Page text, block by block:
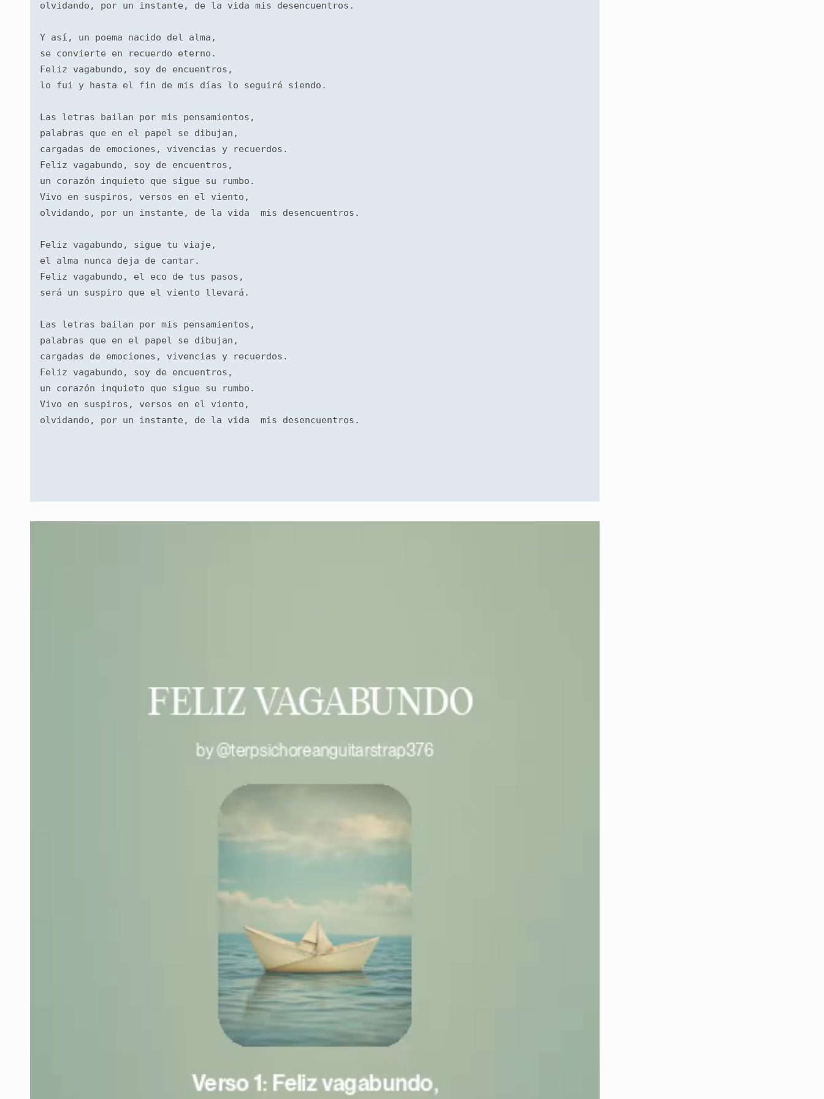
olvidando, por un instante, de la vida mis desencuentros.
Y así, un poema nacido del alma,
se convierte en recuerdo eterno.
Feliz vagabundo, soy de encuentros,
lo fui y hasta el fin de mis días lo seguiré siendo.
Las letras bailan por mis pensamientos,
palabras que en el papel se dibujan,
cargadas de emociones, vivencias y recuerdos.
Feliz vagabundo, soy de encuentros,
un corazón inquieto que sigue su rumbo.
Vivo en suspiros, versos en el viento,
olvidando, por un instante, de la vida  mis desencuentros.
Feliz vagabundo, sigue tu viaje,
el alma nunca deja de cantar.
Feliz vagabundo, el eco de tus pasos,
será un suspiro que el viento llevará.
Las letras bailan por mis pensamientos,
palabras que en el papel se dibujan,
cargadas de emociones, vivencias y recuerdos.
Feliz vagabundo, soy de encuentros,
un corazón inquieto que sigue su rumbo.
Vivo en suspiros, versos en el viento,
olvidando, por un instante, de la vida  mis desencuentros.